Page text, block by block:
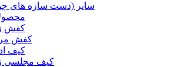
سایر (دست سازه های
کفش
کفش
کیف
کیف مجلسی